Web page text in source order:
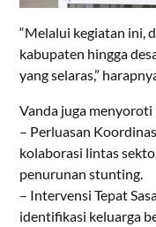
“Melalui kegiatan ini,
kabupaten hingga
yang selaras,”
Vanda juga
– Perluasan
kolaborasi lintas
penurunan stunting.
– Intervensi Tepat
identifikasi keluarga